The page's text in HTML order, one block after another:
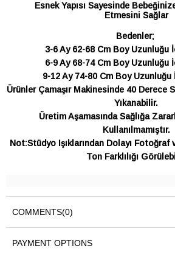
Esnek Yapısı Sayesinde
Etmesini Sağlar
Bedenler;
3-6 Ay 62-68 Cm Boy Uzunluğu
6-9 Ay 68-74 Cm Boy Uzunluğu
9-12 Ay 74-80 Cm Boy Uzunluğu
Ürünler Çamaşır Makinesinde 40 Derece
Yıkanabilir.
Üretim Aşamasında Sağlığa
Kullanılmamıştır.
Not:Stüdyo Işıklarından Dolayı Fotoğraf
Ton Farklılığı
COMMENTS(0)
PAYMENT OPTIONS